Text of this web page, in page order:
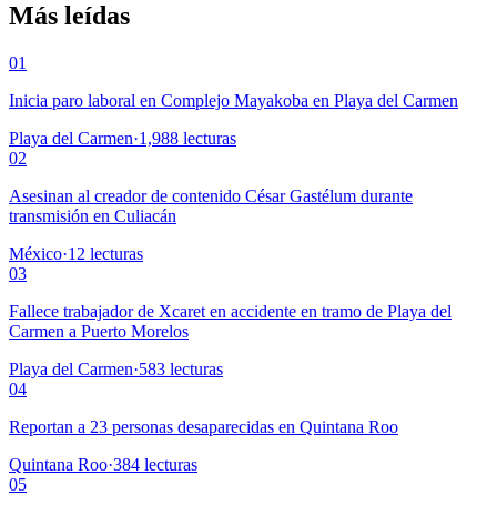
Más leídas
01
Inicia paro laboral en Complejo Mayakoba en Playa del Carmen
Playa del Carmen·1,988 lecturas
02
Asesinan al creador de contenido César Gastélum durante
transmisión en Culiacán
México·12 lecturas
03
Fallece trabajador de Xcaret en accidente en tramo de Playa del
Carmen a Puerto Morelos
Playa del Carmen·583 lecturas
04
Reportan a 23 personas desaparecidas en Quintana Roo
Quintana Roo·384 lecturas
05